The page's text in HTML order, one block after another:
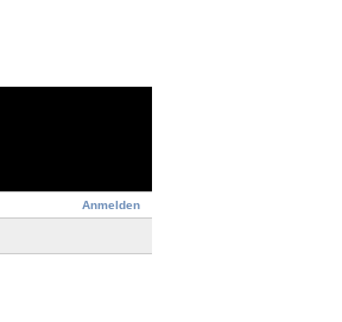
Anmelden